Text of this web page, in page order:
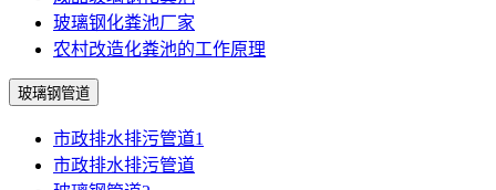
玻璃钢化粪池厂家
农村改造化粪池的工作原理
玻璃钢管道
市政排水排污管道1
市政排水排污管道